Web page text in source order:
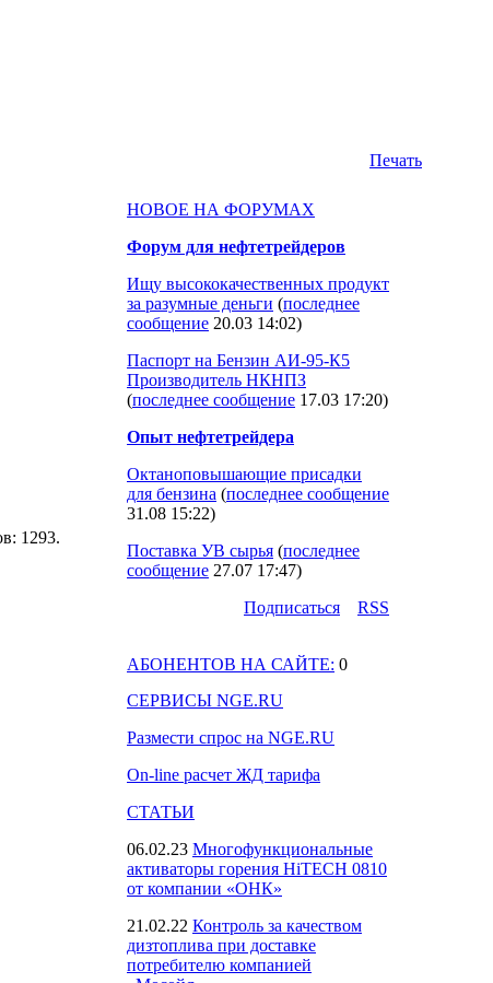
Печать
1293.
НОВОЕ НА ФОРУМАХ
Форум для нефтетрейдеров
Ищу высококачественных продукт
за разумные деньги (последнее
сообщение 20.03 14:02)
Паспорт на Бензин АИ-95-К5
Производитель НКНПЗ
(последнее сообщение 17.03 17:20)
Опыт нефтетрейдера
Октаноповышающие присадки
для бензина (последнее сообщение
31.08 15:22)
Поставка УВ сырья (последнее
сообщение 27.07 17:47)
Подпиcаться
RSS
АБОНЕНТОВ НА САЙТЕ: 0
СЕРВИСЫ NGE.RU
Размести спрос на NGE.RU
On-line расчет ЖД тарифа
СТАТЬИ
06.02.23 Многофункциональные
активаторы горения HiTECH 0810
от компании «ОНК»
21.02.22 Контроль за качеством
дизтоплива при доставке
потребителю компанией